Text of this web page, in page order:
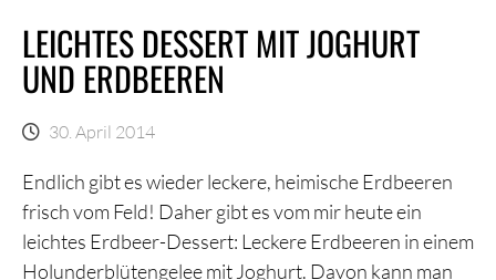
LEICHTES DESSERT MIT JOGHURT
UND ERDBEEREN
30. April 2014
Endlich gibt es wieder leckere, heimische Erdbeeren
frisch vom Feld! Daher gibt es vom mir heute ein
leichtes Erdbeer-Dessert: Leckere Erdbeeren in einem
Holunderblütengelee mit Joghurt. Davon kann man